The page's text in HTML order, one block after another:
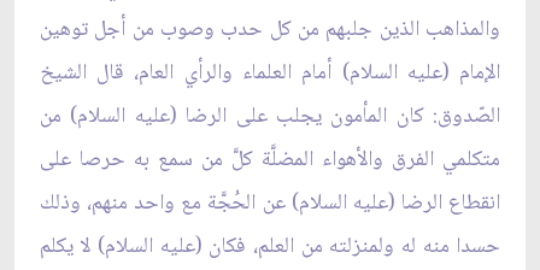
والمذاهب الذين جلبهم من كل حدب وصوب من أجل توهين
الإمام (عليه السلام) أمام العلماء والرأي العام، قال الشيخ
الصّدوق: كان المأمون يجلب على الرضا (عليه السلام) من
متكلمي الفرق والأهواء المضلَّة كلَّ من سمع به حرصا على
انقطاع الرضا (عليه السلام) عن الحُجَّة مع واحد منهم، وذلك
حسدا منه له ولمنزلته من العلم، فكان (عليه السلام) لا يكلم